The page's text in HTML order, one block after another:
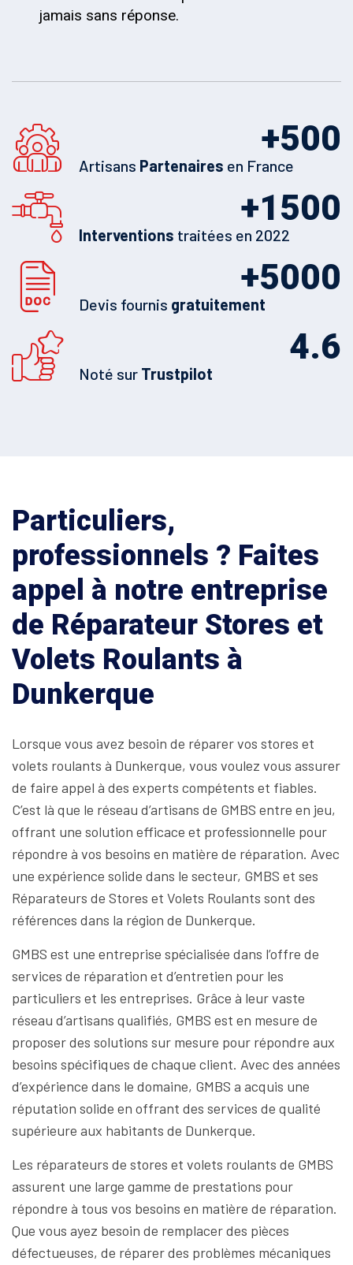
jamais sans réponse.
500
+
Artisans Partenaires en France
1500
+
Interventions traitées en 2022
5000
+
Devis fournis gratuitement
4.6
Noté sur Trustpilot
Particuliers,
professionnels ? Faites
appel à notre entreprise
de Réparateur Stores et
Volets Roulants à
Dunkerque
Lorsque vous avez besoin de réparer vos stores et
volets roulants à Dunkerque, vous voulez vous assurer
de faire appel à des experts compétents et fiables.
C’est là que le réseau d’artisans de GMBS entre en jeu,
offrant une solution efficace et professionnelle pour
répondre à vos besoins en matière de réparation. Avec
une expérience solide dans le secteur, GMBS et ses
Réparateurs de Stores et Volets Roulants sont des
références dans la région de Dunkerque.
GMBS est une entreprise spécialisée dans l’offre de
services de réparation et d’entretien pour les
particuliers et les entreprises. Grâce à leur vaste
réseau d’artisans qualifiés, GMBS est en mesure de
proposer des solutions sur mesure pour répondre aux
besoins spécifiques de chaque client. Avec des années
d’expérience dans le domaine, GMBS a acquis une
réputation solide en offrant des services de qualité
supérieure aux habitants de Dunkerque.
Les réparateurs de stores et volets roulants de GMBS
assurent une large gamme de prestations pour
répondre à tous vos besoins en matière de réparation.
Que vous ayez besoin de remplacer des pièces
défectueuses, de réparer des problèmes mécaniques